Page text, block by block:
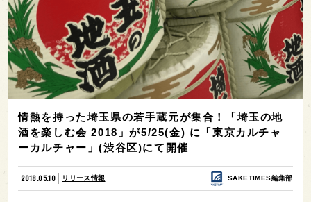
情熱を持った埼玉県の若手蔵元が集合！「埼玉の地
酒を楽しむ会 2018」が5/25(金) に「東京カルチャ
ーカルチャー」(渋谷区)にて開催
2018.05.10 リリース情報 SAKETIMES編集部